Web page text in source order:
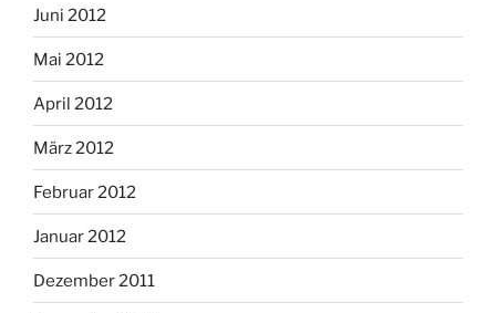
Juni 2012
Mai 2012
April 2012
März 2012
Februar 2012
Januar 2012
Dezember 2011